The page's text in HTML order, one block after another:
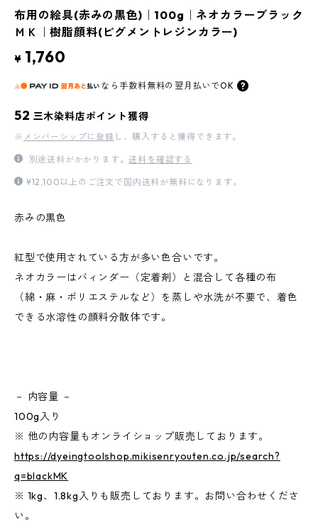
布用の絵具(赤みの黒色)｜100g｜ネオカラーブラック
ＭＫ｜樹脂顔料(ピグメントレジンカラー)
¥ 1,760
なら 手数料無料の 翌月払いでOK
52 三木染料店ポイント獲得
※ メンバーシップに登録 し、購入すると獲得できます。
別途送料がかかります。送料を確認する
¥12,100以上のご注文で国内送料が無料になります。
赤みの黒色
紅型で使用されている方が多い色合いです。
ネオカラーはバィンダー（定着剤）と混合して各種の布
（綿・麻・ポリエステルなど）を蒸しや水洗が不要で、着色
できる水溶性の顔料分散体です。
－ 内容量 －
100g入り
※ 他の内容量もオンライショップ販売しております。
https://dyeingtoolshop.mikisenryouten.co.jp/search?
q=blackMK
※ 1kg、1.8kg入りも販売しております。お問い合わせくださ
い。